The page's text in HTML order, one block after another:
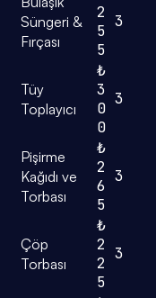
Süngeri &
Fırçası
2
5
5
3
Tüy
Toplayıcı
₺
3
0
0
3
Pişirme
Kağıdı ve
Torbası
₺
2
6
5
3
Çöp
Torbası
₺
2
2
5
3